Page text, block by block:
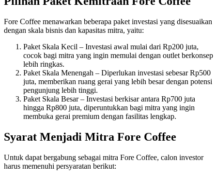
Fore Coffee menawarkan beberapa paket investasi yang disesuaikan
dengan skala bisnis dan kapasitas mitra, yaitu:
Paket Skala Kecil – Investasi awal mulai dari Rp200 juta,
cocok bagi mitra yang ingin memulai dengan outlet berkonsep
lebih ringkas.
Paket Skala Menengah – Diperlukan investasi sebesar Rp500
juta, memberikan ruang gerai yang lebih besar dengan potensi
pengunjung lebih tinggi.
Paket Skala Besar – Investasi berkisar antara Rp700 juta
hingga Rp800 juta, diperuntukkan bagi mitra yang ingin
membuka gerai premium dengan fasilitas lengkap.
Syarat Menjadi Mitra Fore Coffee
Untuk dapat bergabung sebagai mitra Fore Coffee, calon investor
harus memenuhi persyaratan berikut: